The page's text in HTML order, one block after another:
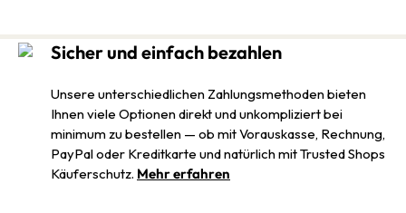
Sicher und einfach bezahlen
Unsere unterschiedlichen Zahlungsmethoden bieten
Ihnen viele Optionen direkt und unkompliziert bei
minimum zu bestellen — ob mit Vorauskasse, Rechnung,
PayPal oder Kreditkarte und natürlich mit Trusted Shops
Käuferschutz. Mehr erfahren